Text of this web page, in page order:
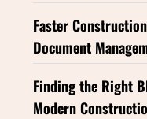
Faster
Document
Finding the Right
Modern